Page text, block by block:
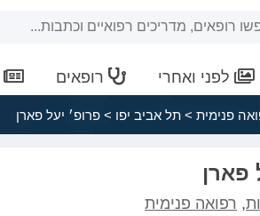
לפני ואחרי רופאים
פנימית > תל אביב יפו > פרופ׳ יעל פארן
פארן
, רפואה פנימית